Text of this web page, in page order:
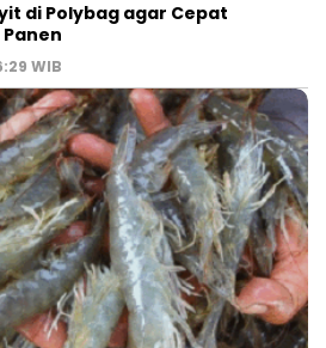
di Polybag agar Cepat
WIB